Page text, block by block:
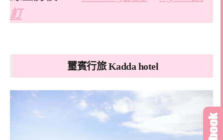
訂
璽賓行旅 Kadda hotel